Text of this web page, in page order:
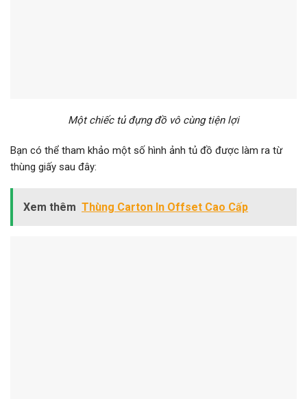
Một chiếc tủ đựng đồ vô cùng tiện lợi
Bạn có thể tham khảo một số hình ảnh tủ đồ được làm ra từ
thùng giấy sau đây:
Xem thêm Thùng Carton In Offset Cao Cấp